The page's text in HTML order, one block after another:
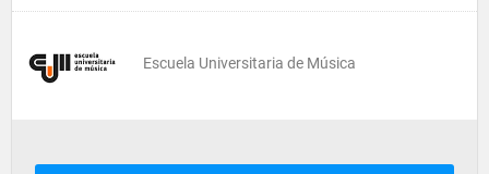
Escuela Universitaria de Música